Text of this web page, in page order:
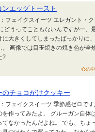
エッグトースト
フェイクスイーツ エレガント・
どうってこともないんですがー、
に大きくしてしまったばっかりに
画像では目玉焼きの焼き色が全
?
心の
チョコがけクッキー
フェイクスイーツ 季節感ゼロで
を作ってみたよ。 グルーガン自体
てなかったんだよね。 でも、ちょ